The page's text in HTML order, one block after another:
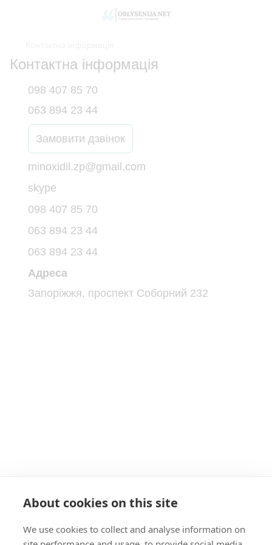
Контактна інформація
098 407 85 70
063 894 23 44
Замовити дзвінок
minoxidil.zp@gmail.com
skype
098 407 85 70
063 894 23 44
063 894 23 44
Адреса
Запоріжжя, проспект Соборний 232
About cookies on this site
We use cookies to collect and analyse information on